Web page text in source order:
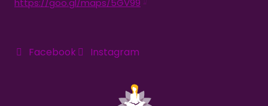
Facebook Instagram